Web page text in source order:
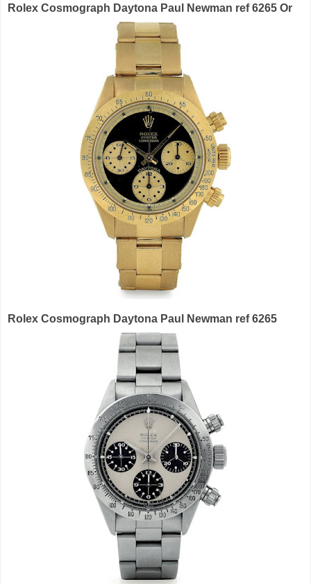
Rolex Cosmograph Daytona Paul Newman ref 6265 Or
Rolex Cosmograph Daytona Paul Newman ref 6265